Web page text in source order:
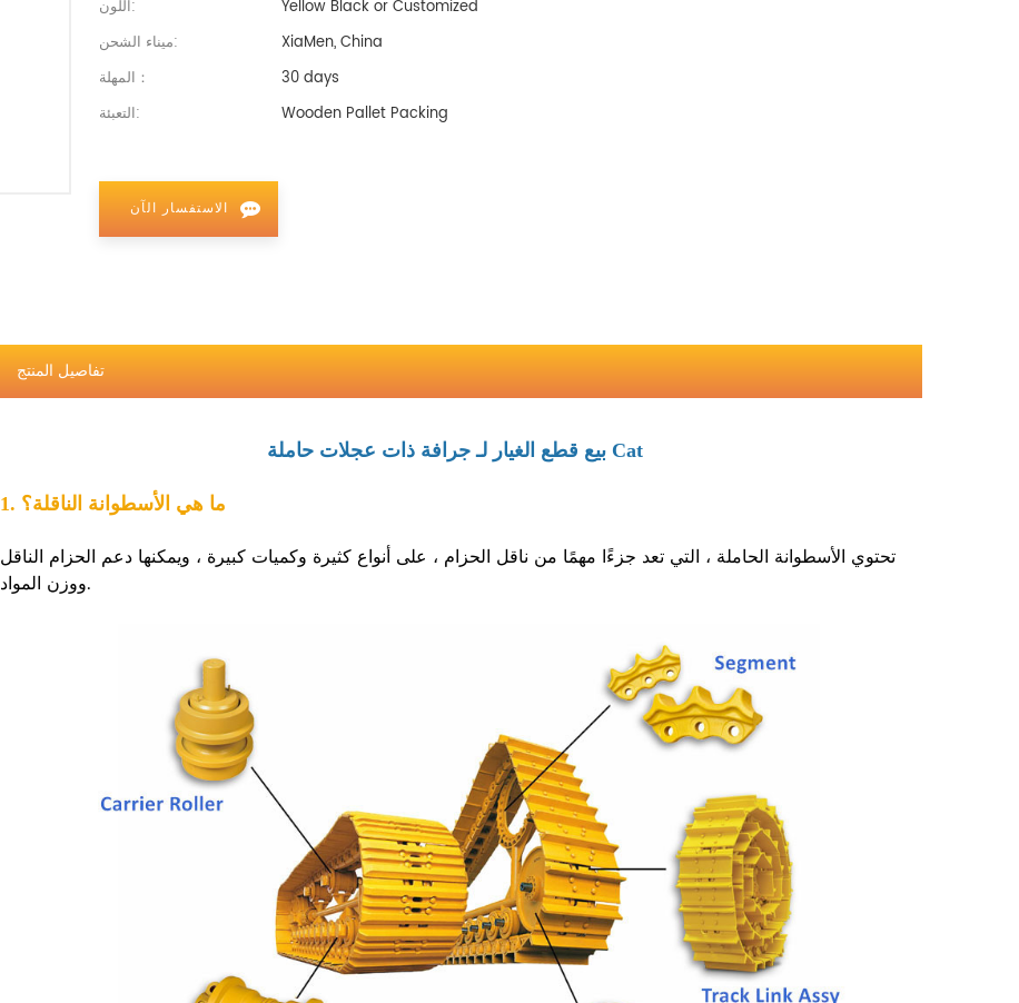
اللون:
Yellow Black or Customized
ميناء الشحن:
XiaMen, China
المهلة：
30 days
التعبئة:
Wooden Pallet Packing
الاستفسار الآن
تفاصيل المنتج
بيع قطع الغيار لـ جرافة ذات عجلات حاملة Cat
1. ما هي الأسطوانة الناقلة؟
تحتوي الأسطوانة الحاملة ، التي تعد جزءًا مهمًا من ناقل الحزام ، على أنواع كثيرة وكميات كبيرة ، ويمكنها دعم الحزام الناقل
ووزن المواد.